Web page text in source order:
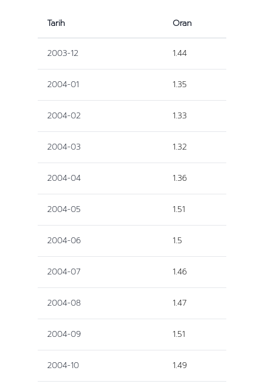
Tarih Oran
2003-12 1.44
2004-01 1.35
2004-02 1.33
2004-03 1.32
2004-04 1.36
2004-05 1.51
2004-06 1.5
2004-07 1.46
2004-08 1.47
2004-09 1.51
2004-10 1.49